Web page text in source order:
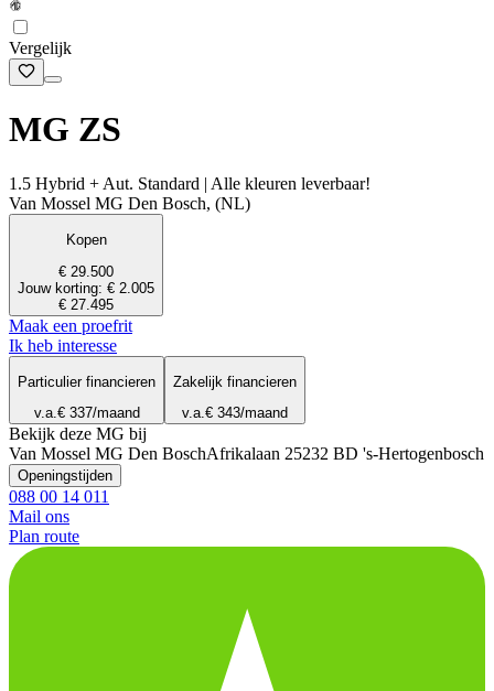
Vergelijk
MG ZS
1.5 Hybrid + Aut. Standard | Alle kleuren leverbaar!
Van Mossel MG Den Bosch, (NL)
Kopen
€ 29.500
Jouw korting: € 2.005
€ 27.495
Maak een proefrit
Ik heb interesse
Particulier financieren
v.a.€ 337/maand
Zakelijk financieren
v.a.€ 343/maand
Bekijk deze MG bij
Van Mossel MG Den BoschAfrikalaan 25232 BD 's-Hertogenbosch
Openingstijden
088 00 14 011
Mail ons
Plan route